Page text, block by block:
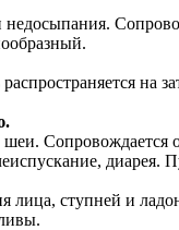
недосыпания.
ступней и